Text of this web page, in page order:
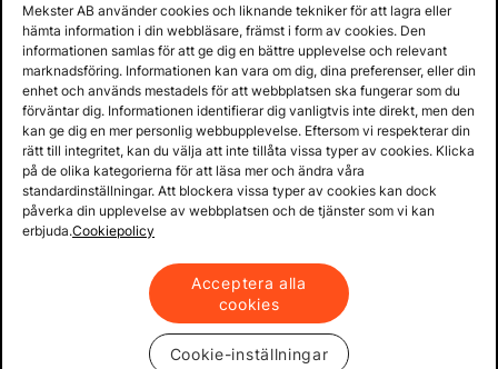
Copyright © 2013 - 2026 - Mekster AB
KöpvillkorIntegritetspolicy
Mekster AB använder cookies och liknande tekniker för att lagra eller
hämta information i din webbläsare, främst i form av cookies. Den
informationen samlas för att ge dig en bättre upplevelse och relevant
marknadsföring. Informationen kan vara om dig, dina preferenser, eller din
enhet och används mestadels för att webbplatsen ska fungerar som du
förväntar dig. Informationen identifierar dig vanligtvis inte direkt, men den
kan ge dig en mer personlig webbupplevelse. Eftersom vi respekterar din
rätt till integritet, kan du välja att inte tillåta vissa typer av cookies. Klicka
på de olika kategorierna för att läsa mer och ändra våra
standardinställningar. Att blockera vissa typer av cookies kan dock
påverka din upplevelse av webbplatsen och de tjänster som vi kan
erbjuda.Cookiepolicy
Acceptera alla
cookies
Cookie-inställningar